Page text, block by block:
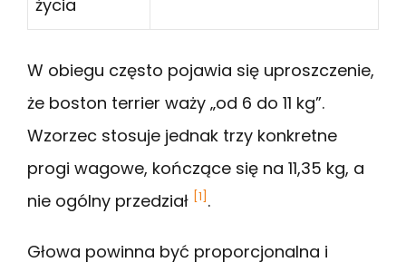
życia
W obiegu często pojawia się uproszczenie,
że boston terrier waży „od 6 do 11 kg”.
Wzorzec stosuje jednak trzy konkretne
progi wagowe, kończące się na 11,35 kg, a
nie ogólny przedział [1] .
Głowa powinna być proporcjonalna i